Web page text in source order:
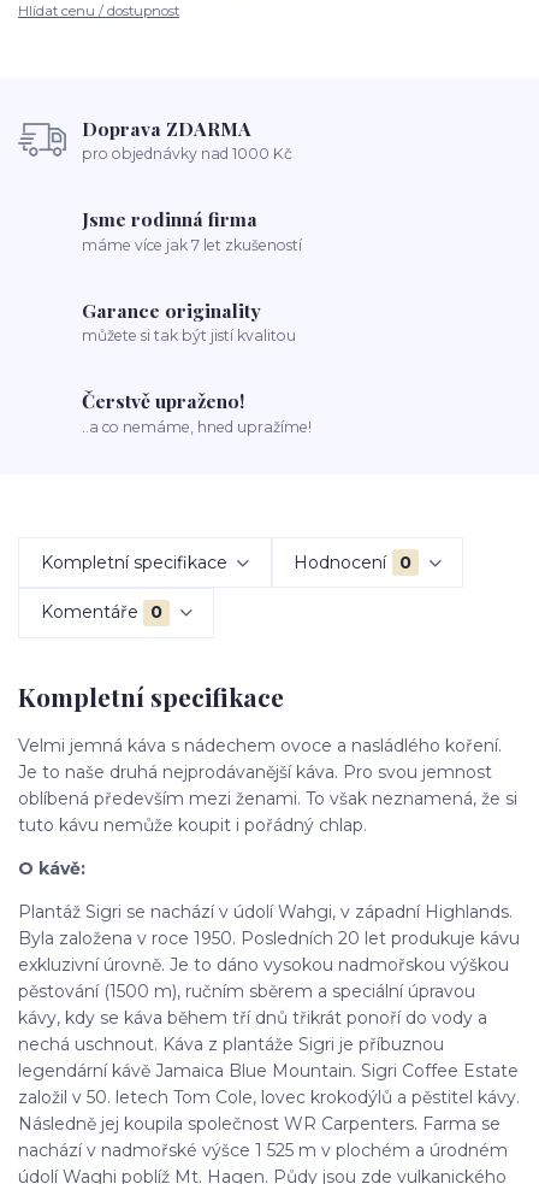
Hlídat cenu / dostupnost
Doprava ZDARMA
pro objednávky nad 1000 Kč
Jsme rodinná firma
máme více jak 7 let zkušeností
Garance originality
můžete si tak být jistí kvalitou
Čerstvě upraženo!
..a co nemáme, hned upražíme!
Kompletní specifikace Hodnocení 0
Komentáře 0
Kompletní specifikace
Velmi jemná káva s nádechem ovoce a nasládlého koření.
Je to naše druhá nejprodávanější káva. Pro svou jemnost
oblíbená především mezi ženami. To však neznamená, že si
tuto kávu nemůže koupit i pořádný chlap.
O kávě:
Plantáž Sigri se nachází v údolí Wahgi, v západní Highlands.
Byla založena v roce 1950. Posledních 20 let produkuje kávu
exkluzivní úrovně. Je to dáno vysokou nadmořskou výškou
pěstování (1500 m), ručním sběrem a speciální úpravou
kávy, kdy se káva během tří dnů třikrát ponoří do vody a
nechá uschnout. Káva z plantáže Sigri je příbuznou
legendární kávě Jamaica Blue Mountain. Sigri Coffee Estate
založil v 50. letech Tom Cole, lovec krokodýlů a pěstitel kávy.
Následně jej koupila společnost WR Carpenters. Farma se
nachází v nadmořské výšce 1 525 m v plochém a úrodném
údolí Waghi poblíž Mt. Hagen. Půdy jsou zde vulkanického